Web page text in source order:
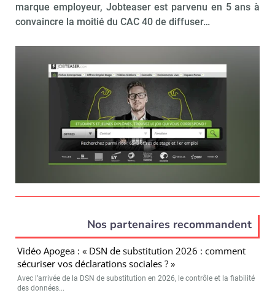
marque employeur, Jobteaser est parvenu en 5 ans à
convaincre la moitié du CAC 40 de diffuser…
Nos partenaires recommandent
Vidéo Apogea : « DSN de substitution 2026 : comment
sécuriser vos déclarations sociales ? »
Avec l’arrivée de la DSN de substitution en 2026, le contrôle et la fiabilité
des données...